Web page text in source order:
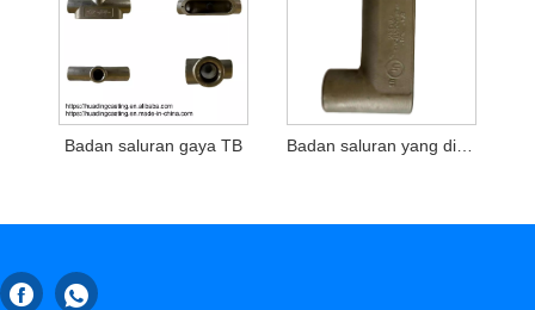
Badan saluran gaya TB